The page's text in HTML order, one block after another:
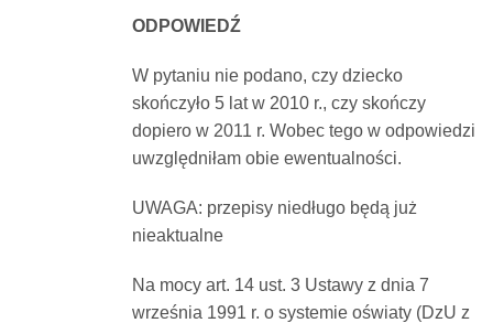
ODPOWIEDŹ
W pytaniu nie podano, czy dziecko
skończyło 5 lat w 2010 r., czy skończy
dopiero w 2011 r. Wobec tego w odpowiedzi
uwzględniłam obie ewentualności.
UWAGA: przepisy niedługo będą już
nieaktualne
Na mocy art. 14 ust. 3 Ustawy z dnia 7
września 1991 r. o systemie oświaty (DzU z